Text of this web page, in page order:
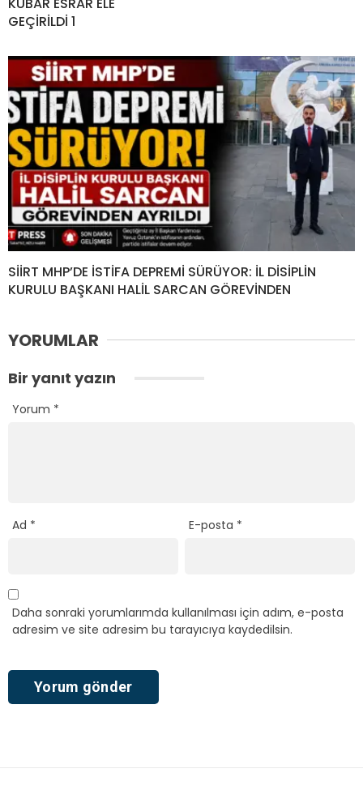
GEÇİRİLDİ 1
SİİRT MHP’DE İSTİFA DEPREMİ SÜRÜYOR: İL DİSİPLİN
KURULU BAŞKANI HALİL SARCAN GÖREVİNDEN
YORUMLAR
Bir yanıt yazın
Yorum *
Ad * E-posta *
Daha sonraki yorumlarımda kullanılması için adım, e-posta
adresim ve site adresim bu tarayıcıya kaydedilsin.